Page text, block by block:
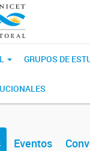
GRUPOS DE
Eventos